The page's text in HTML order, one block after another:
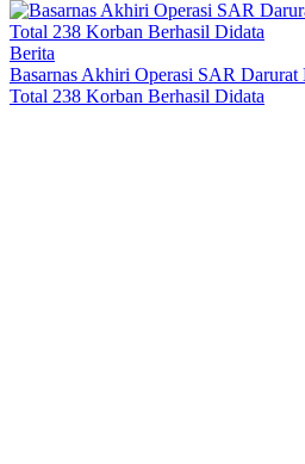
Berita
Basarnas Akhiri Operasi SAR
Total 238 Korban Berhasil Didata